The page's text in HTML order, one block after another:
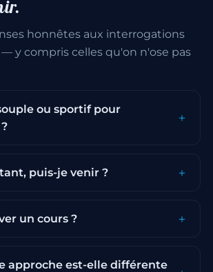
honnêtes aux interrogations
y compris celles qu'on n'ose pas
ou sportif pour
puis-je venir ?
un cours ?
approche est-elle différente